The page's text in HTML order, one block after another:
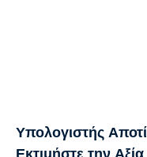
Υπολογιστής